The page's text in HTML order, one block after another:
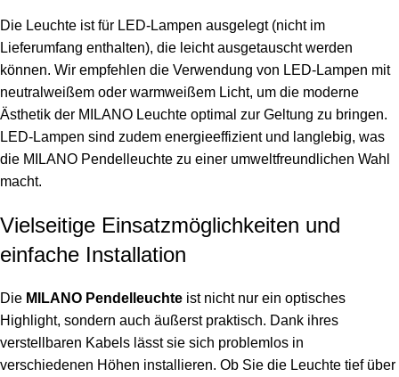
Die Leuchte ist für LED-Lampen ausgelegt (nicht im
Lieferumfang enthalten), die leicht ausgetauscht werden
können. Wir empfehlen die Verwendung von LED-Lampen mit
neutralweißem oder warmweißem Licht, um die moderne
Ästhetik der MILANO Leuchte optimal zur Geltung zu bringen.
LED-Lampen sind zudem energieeffizient und langlebig, was
die MILANO Pendelleuchte zu einer umweltfreundlichen Wahl
macht.
Vielseitige Einsatzmöglichkeiten und
einfache Installation
Die MILANO Pendelleuchte ist nicht nur ein optisches
Highlight, sondern auch äußerst praktisch. Dank ihres
verstellbaren Kabels lässt sie sich problemlos in
verschiedenen Höhen installieren. Ob Sie die Leuchte tief über